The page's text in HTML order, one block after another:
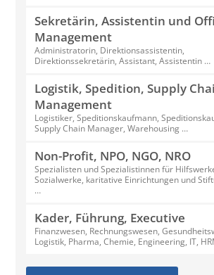
Sekretärin, Assistentin und
Management
Administratorin, Direktionsassistentin,
Direktionssekretärin, Assistant, Assistentin …
Logistik, Spedition, Supply
Management
Logistiker, Speditionskaufmann,
Supply Chain Manager, Warehousing …
Non-Profit, NPO, NGO, NRO
Spezialisten und Spezialistinnen für
Sozialwerke, karitative Einrichtungen und
…
Kader, Führung, Executive
Finanzwesen, Rechnungswesen,
Logistik, Pharma, Chemie, Engineering, IT,